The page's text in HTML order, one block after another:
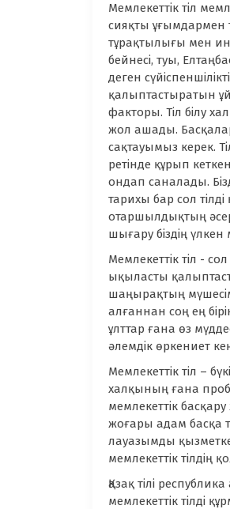
Мемлекеттік тіл
сияқты ұғымдармен
тұрақтылығы мен
бейнесі, туы,
деген
қалыптастыратын
факторы. Тіл білу
жол ашады.
сақтауымыз керек.
ретінде құрып
ондап саналады.
тарихы бар сол
отаршылдықтың
шығару біздің үлкен
Мемлекеттік тіл -
ықыласты
шаңырақтың
алғаннан соң ең
ұлттар ғана өз
әлемдік өркениет
Мемлекеттік тіл –
халқының ғана
мемлекеттік басқару
жоғары адам басқа
лауазымды
мемлекеттік тілдің
Қазақ тілі
мемлекеттік тілді